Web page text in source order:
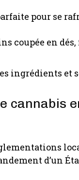
pour se
coupée en
ingrédients et
cannabis
d’un